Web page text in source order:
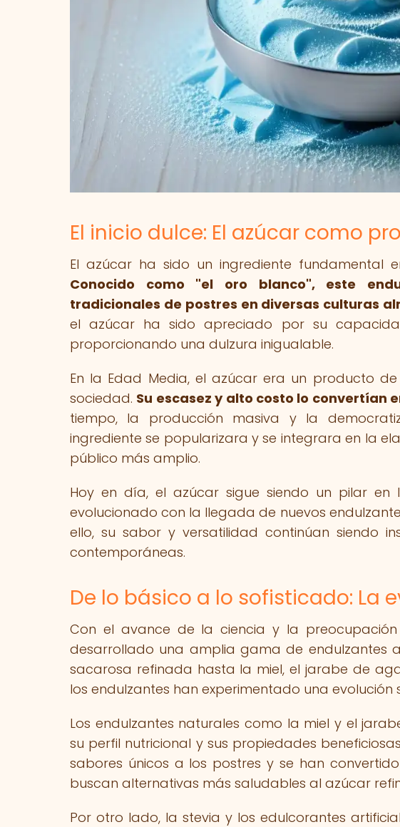
El inicio dulce: El azúcar como
El azúcar ha sido un ingrediente
Conocido como "el oro blanco", este
tradicionales de postres en diversas culturas
el azúcar ha sido apreciado por su
proporcionando una dulzura inigualable.
En la Edad Media, el azúcar era un producto
sociedad. Su escasez y alto costo lo convertían
tiempo, la producción masiva y la
ingrediente se popularizara y se integrara en la
público más amplio.
Hoy en día, el azúcar sigue siendo un pilar
evolucionado con la llegada de nuevos
ello, su sabor y versatilidad continúan siendo
contemporáneas.
De lo básico a lo sofisticado: La
Con el avance de la ciencia y la
desarrollado una amplia gama de endulzantes
sacarosa refinada hasta la miel, el jarabe de
los endulzantes han experimentado una
Los endulzantes naturales como la miel y el
su perfil nutricional y sus propiedades
sabores únicos a los postres y se han
buscan alternativas más saludables al azúcar
Por otro lado, la stevia y los edulcorantes